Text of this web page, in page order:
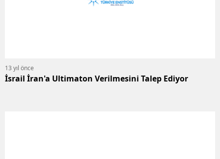
13 yıl önce
İsrail İran'a Ultimaton Verilmesini Talep Ediyor